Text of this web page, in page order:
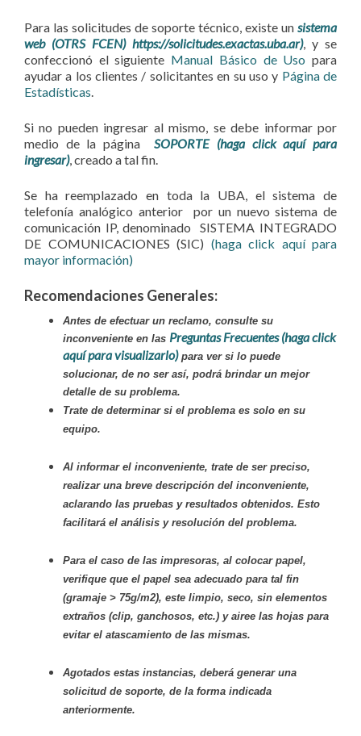
Para las solicitudes de soporte técnico, existe un sistema
web (OTRS FCEN) https://solicitudes.exactas.uba.ar), y se
confeccionó el siguiente Manual Básico de Uso para
ayudar a los clientes / solicitantes en su uso y Página de
Estadísticas.
Si no pueden ingresar al mismo, se debe informar por
medio de la páginaSOPORTE (haga click aquí para
ingresar), creado a tal fin.
Se ha reemplazado en toda la UBA, el sistema de
telefonía analógico anterior por un nuevo sistema de
comunicación IP, denominado SISTEMA INTEGRADO
DE COMUNICACIONES (SIC) (haga click aquí para
mayor información)
Recomendaciones Generales:
Antes de efectuar un reclamo, consulte su
inconveniente en las Preguntas Frecuentes (haga click
aquí para visualizarlo)para ver si lo puede
solucionar, de no ser así, podrá brindar un mejor
detalle de su problema.
Trate de determinar si el problema es solo en su
equipo.
Al informar el inconveniente, trate de ser preciso,
realizar una breve descripción del inconveniente,
aclarando las pruebas y resultados obtenidos. Esto
facilitará el análisis y resolución del problema.
Para el caso de las impresoras, al colocar papel,
verifique que el papel sea adecuado para tal fin
(gramaje > 75g/m2), este limpio, seco, sin elementos
extraños (clip, ganchosos, etc.) y airee las hojas para
evitar el atascamiento de las mismas.
Agotados estas instancias, deberá generar una
solicitud de soporte, de la forma indicada
anteriormente.